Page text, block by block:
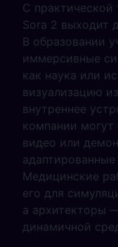
С практической
Sora 2 выходит
В образовании
иммерсивные
как наука или
визуализацию
внутреннее
компании
видео или
Медицинские
его для
а архитекторы
динамичной